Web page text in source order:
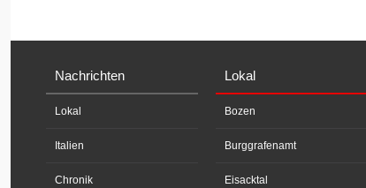
Nachrichten
Lokal
Italien
Chronik
Lokal
Bozen
Burggrafenamt
Eisacktal